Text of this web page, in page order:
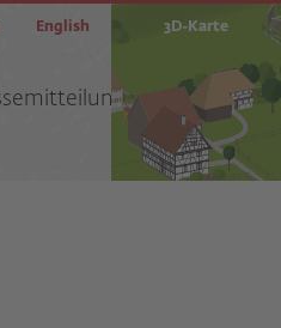
Detail
English 3D-Karte